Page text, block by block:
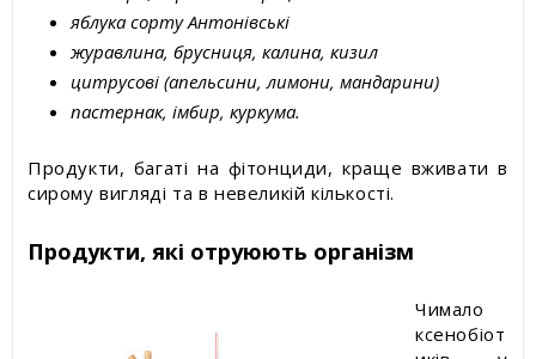
яблука сорту Антонівські
журавлина, брусниця, калина, кизил
цитрусові (апельсини, лимони, мандарини)
пастернак, імбир, куркума.
Продукти, багаті на фітонциди, краще вживати в
сирому вигляді та в невеликій кількості.
Продукти, які отруюють організм
Чимало
ксенобіот